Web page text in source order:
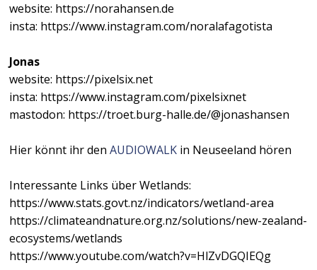
website: https://norahansen.de
insta: https://www.instagram.com/noralafagotista
Jonas
website: https://pixelsix.net
insta: https://www.instagram.com/pixelsixnet
mastodon: https://troet.burg-halle.de/@jonashansen
Hier könnt ihr denAUDIOWALK in Neuseeland hören
Interessante Links über Wetlands:
https://www.stats.govt.nz/indicators/wetland-area
https://climateandnature.org.nz/solutions/new-zealand-
ecosystems/wetlands
https://www.youtube.com/watch?v=HlZvDGQIEQg